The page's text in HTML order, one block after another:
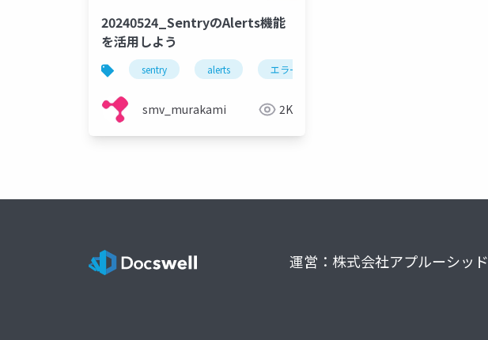
20240524_SentryのAlerts機能
を活用しよう
sentry alerts エラー報告
smv_murakami 2K
運営：株式会社アプルーシッド